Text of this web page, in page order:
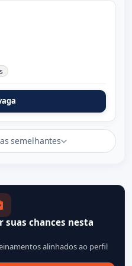
semelhantes
suas chances nesta
alinhados ao perfil